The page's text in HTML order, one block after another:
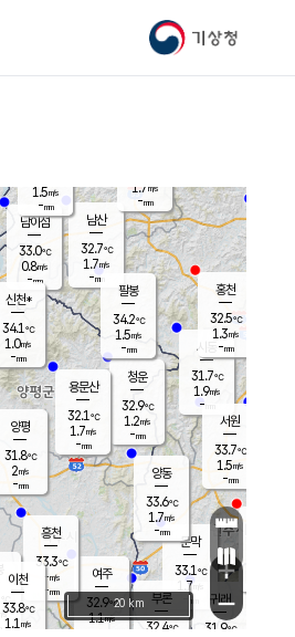
기상청
문막
33.1℃
1.7m/s
mm
남이섬
33.0℃
0.8m/s
-mm
부론
32.4℃
남산
32.7℃
1.7m/s
-mm
청운
32.9℃
1.2m/s
-mm
팔봉
34.2℃
1.5m/s
-mm
여주
32.9℃
1.1m/s
양동
33.6℃
1.7m/s
-mm
1.5m/s
-mm
신천*
34.1℃
1.0m/s
-mm
흥천
33.3℃
-m/s
-mm
m/s
시동
31.7℃
1.9m/s
- mm
귀래
31.9℃
서원
33.7℃
1.5m/s
-mm
용문산
32.1℃
1.7m/s
-mm
홍천
32.5℃
1.3m/s
-mm
이천
33.8℃
1.1 m/s
양평
31.8℃
2m/s
-mm
1.7 m/s
-mm
+
−
20 km